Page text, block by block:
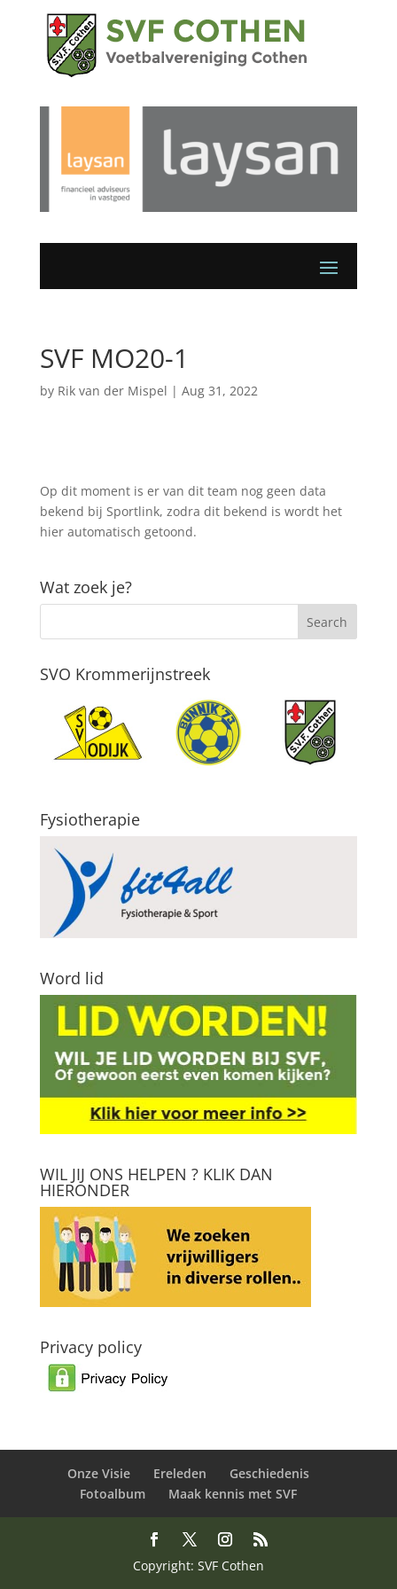
SVF MO20-1
by Rik van der Mispel | Aug 31, 2022
Op dit moment is er van dit team nog geen data
bekend bij Sportlink, zodra dit bekend is wordt het
hier automatisch getoond.
Wat zoek je?
SVO Krommerijnstreek
Fysiotherapie
Word lid
WIL JIJ ONS HELPEN ? KLIK DAN
HIERONDER
Privacy policy
Onze Visie Ereleden
Geschiedenis
Fotoalbum
Maak kennis met SVF
Copyright: SVF Cothen